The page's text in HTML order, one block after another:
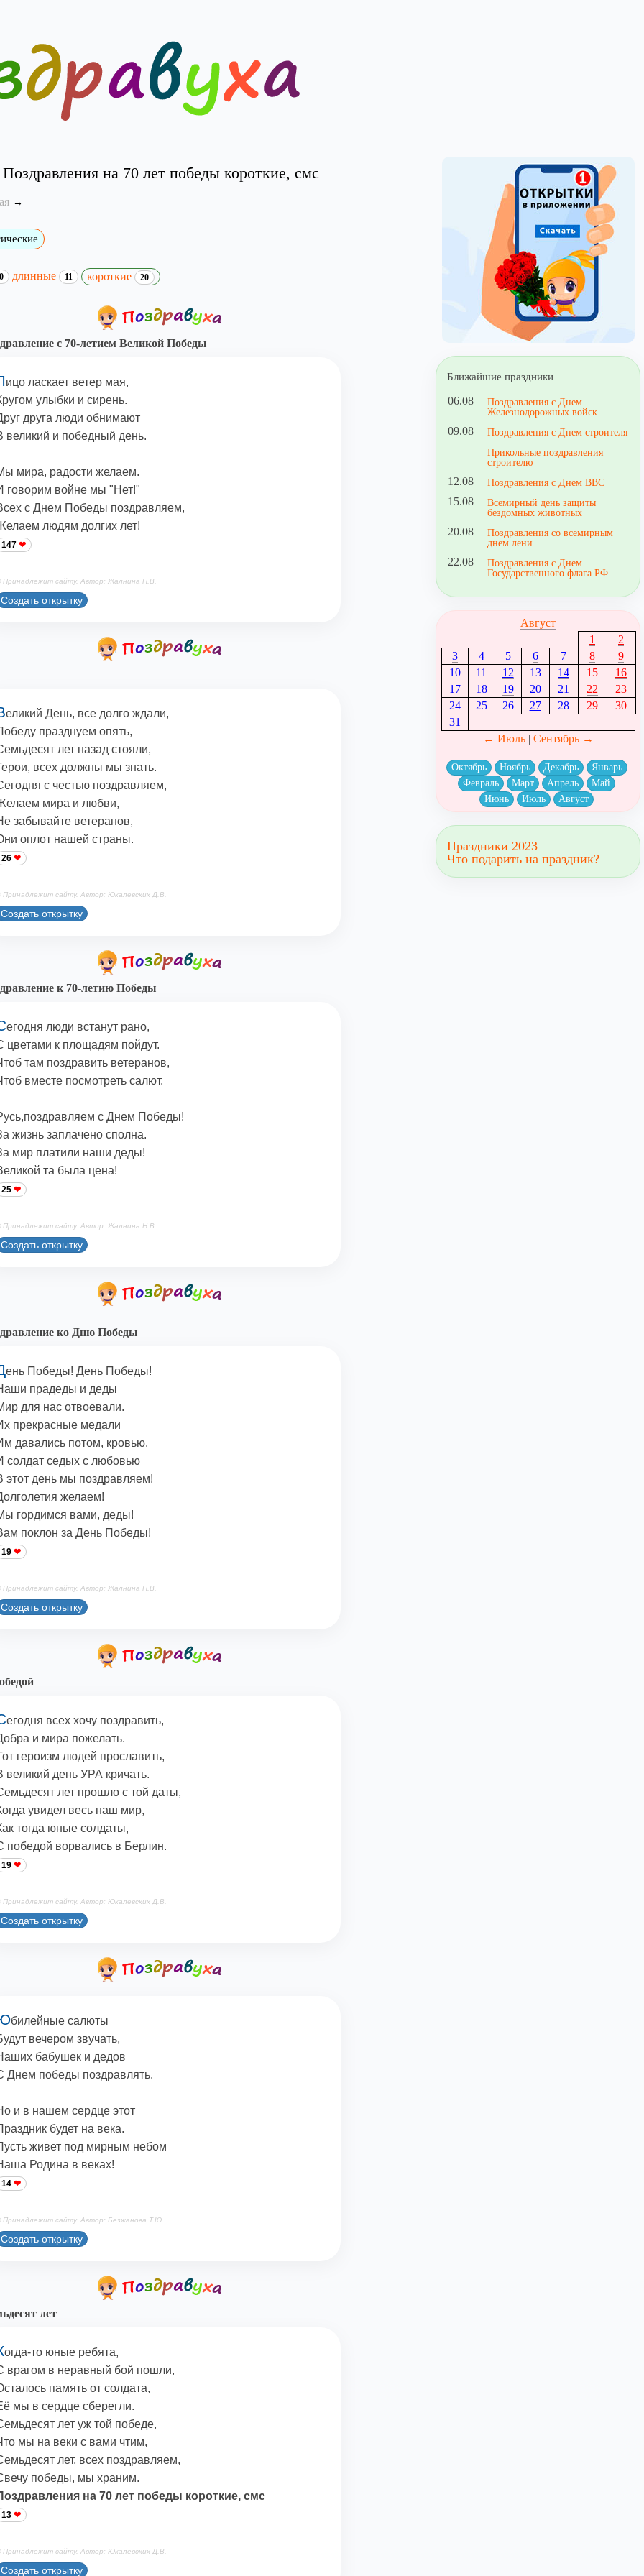
Поздравления на 70 лет победы короткие, смс
длинные 11 короткие 20
с 70-летием Великой Победы
ицо ласкает ветер мая,
улыбки и сирень.
друга люди обнимают
великий и победный день.
мира, радости желаем.
говорим войне мы "Нет!"
с Днем Победы поздравляем,
людям долгих лет!
147
Принадлежит сайту. Автор: Жалнина Н.В.
Создать открытку
еликий День, все долго ждали,
празднуем опять,
лет назад стояли,
всех должны мы знать.
с честью поздравляем,
мира и любви,
забывайте ветеранов,
оплот нашей страны.
26
Принадлежит сайту. Автор: Юкалевских Д.В.
Создать открытку
к 70-летию Победы
егодня люди встанут рано,
цветами к площадям пойдут.
там поздравить ветеранов,
вместе посмотреть салют.
с Днем Победы!
жизнь заплачено сполна.
мир платили наши деды!
та была цена!
25
Принадлежит сайту. Автор: Жалнина Н.В.
Создать открытку
ко Дню Победы
ень Победы! День Победы!
прадеды и деды
для нас отвоевали.
прекрасные медали
давались потом, кровью.
солдат седых с любовью
этот день мы поздравляем!
желаем!
гордимся вами, деды!
поклон за День Победы!
19
Принадлежит сайту. Автор: Жалнина Н.В.
Создать открытку
егодня всех хочу поздравить,
и мира пожелать.
героизм людей прославить,
великий день УРА кричать.
лет прошло с той даты,
увидел весь наш мир,
тогда юные солдаты,
победой ворвались в Берлин.
19
Принадлежит сайту. Автор: Юкалевских Д.В.
Создать открытку
билейные салюты
вечером звучать,
бабушек и дедов
Днем победы поздравлять.
и в нашем сердце этот
будет на века.
живет под мирным небом
Родина в веках!
14
Принадлежит сайту. Автор: Безжанова Т.Ю.
Создать открытку
лет
огда-то юные ребята,
врагом в неравный бой пошли,
память от солдата,
мы в сердце сберегли.
лет уж той победе,
мы на веки с вами чтим,
лет, всех поздравляем,
победы, мы храним.
на 70 лет победы короткие, смс
13
Принадлежит сайту. Автор: Юкалевских Д.В.
Создать открытку
Ближайшие праздники
06.08
Поздравления с Днем
Железнодорожных войск
09.08
Поздравления с Днем строителя
Прикольные поздравления
строителю
12.08 Поздравления с Днем ВВС
15.08
Всемирный день защиты
бездомных животных
20.08
Поздравления со всемирным
днем лени
22.08
Поздравления с Днем
Государственного флага РФ
Август
1
2
3
4 5 6 7 8
9
10
11 12 13 14 15
16
17
18 19 20 21 22
23
24
25 26 27 28 29
30
31
← Июль| Сентябрь →
Октябрь Ноябрь Декабрь
Январь
Февраль
Март Апрель
Май
Июнь
Июль Август
Праздники 2023
Что подарить на праздник?